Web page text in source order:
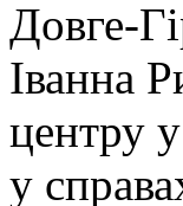
Довге-
Іванна
центру
у